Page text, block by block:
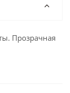
Прозрачная